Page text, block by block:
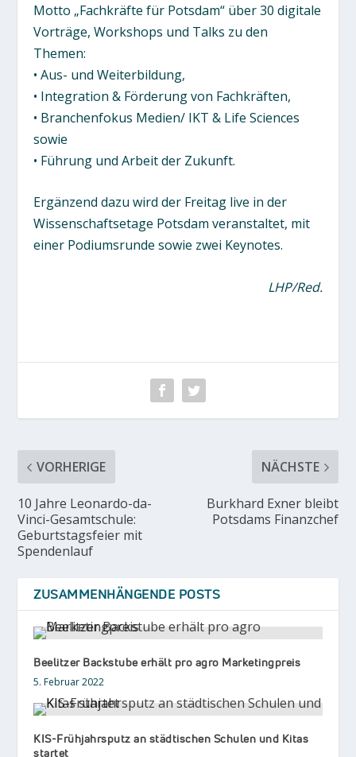
Motto „Fachkräfte für Potsdam“ über 30 digitale
Vorträge, Workshops und Talks zu den
Themen:
• Aus- und Weiterbildung,
• Integration & Förderung von Fachkräften,
• Branchenfokus Medien/ IKT & Life Sciences
sowie
• Führung und Arbeit der Zukunft.
Ergänzend dazu wird der Freitag live in der
Wissenschaftsetage Potsdam veranstaltet, mit
einer Podiumsrunde sowie zwei Keynotes.
LHP/Red.
VORHERIGE
10 Jahre Leonardo-da-
Vinci-Gesamtschule:
Geburtstagsfeier mit
Spendenlauf
NÄCHSTE
Burkhard Exner bleibt
Potsdams Finanzchef
ZUSAMMENHÄNGENDE POSTS
Beelitzer Backstube erhält pro agro Marketingpreis
5. Februar 2022
KIS-Frühjahrsputz an städtischen Schulen und Kitas
startet